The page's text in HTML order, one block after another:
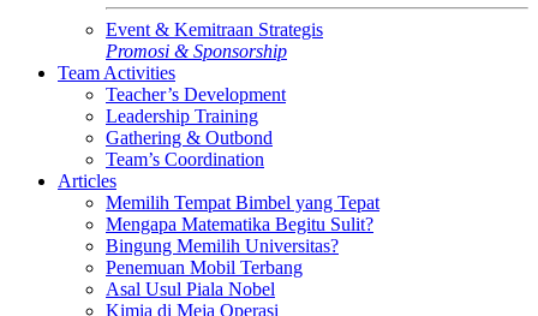
Event & Kemitraan Strategis
Promosi & Sponsorship
Team Activities
Teacher’s Development
Leadership Training
Gathering & Outbond
Team’s Coordination
Articles
Memilih Tempat Bimbel yang Tepat
Mengapa Matematika Begitu Sulit?
Bingung Memilih Universitas?
Penemuan Mobil Terbang
Asal Usul Piala Nobel
Kimia di Meja Operasi